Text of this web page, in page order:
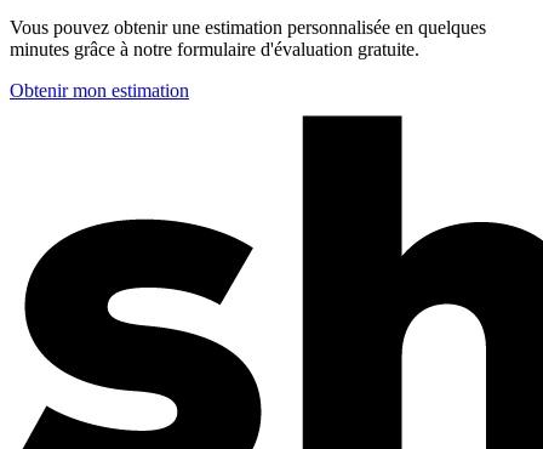
Vous pouvez obtenir une estimation personnalisée en quelques
minutes grâce à notre formulaire d'évaluation gratuite.
Obtenir mon estimation